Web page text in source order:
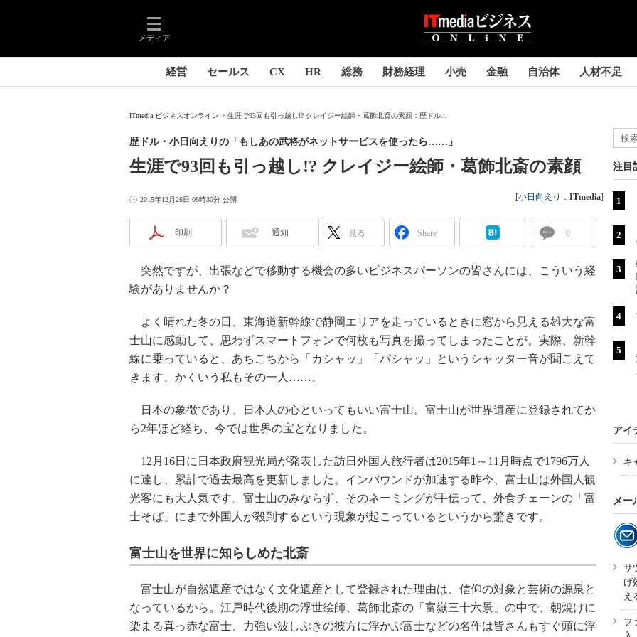
メディア
経営 セールス CX HR 総務 財務経理 小売 金融 自治体 人材不足
ITmedia ビジネスオンライン 生涯で93回も引っ越し!? クレイジー絵師・葛飾北斎の素顔：歴ドル...
生涯で93回も引っ越し!? クレイジー絵師・葛飾北斎の素顔
歴ドル・小日向えりの「もしあの武将がネットサービスを使ったら……」
2015年12月26日 08時30分 公開 [小日向えり ， ITmedia]
印刷 通知 見る Share 0
突然ですが、出張などで移動する機会の多いビジネスパーソンの皆さんには、こういう経
験がありませんか？
よく晴れた冬の日、東海道新幹線で静岡エリアを走っているときに窓から見える雄大な富
士山に感動して、思わずスマートフォンで何枚も写真を撮ってしまったことが。実際、新幹
線に乗っていると、あちこちから「カシャッ」「パシャッ」というシャッター音が聞こえて
きます。かくいう私もその一人……。
日本の象徴であり、日本人の心といってもいい富士山。富士山が世界遺産に登録されてか
ら2年ほど経ち、今では世界の宝となりました。
12月16日に日本政府観光局が発表した訪日外国人旅行者は2015年1～11月時点で1796万人
に達し、累計で過去最高を更新しました。インバウンドが加速する昨今、富士山は外国人観
光客にも大人気です。富士山のみならず、そのネーミングが手伝って、外食チェーンの「富
士そば」にまで外国人が殺到するという現象が起こっているというから驚きです。
富士山を世界に知らしめた北斎
富士山が自然遺産ではなく文化遺産として登録された理由は、信仰の対象と芸術の源泉と
なっているから。江戸時代後期の浮世絵師、葛飾北斎の「富嶽三十六景」の中で、朝焼けに
染まる真っ赤な富士、力強い波しぶきの彼方に浮かぶ富士などの名作は皆さんもすぐ頭に浮
注目
アイ
キ
メー
サ
げ
え
フ